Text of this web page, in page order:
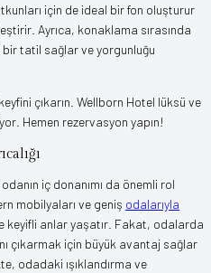
için de ideal bir fon oluşturur
Ayrıca, konaklama sırasında
tatil sağlar ve yorgunluğu
iç donanımı da önemli rol
mobilyaları ve geniş odalarıyla
keyifli anlar yaşatır. Fakat, odalarda
çıkarmak için büyük avantaj sağlar
odadaki ışıklandırma ve